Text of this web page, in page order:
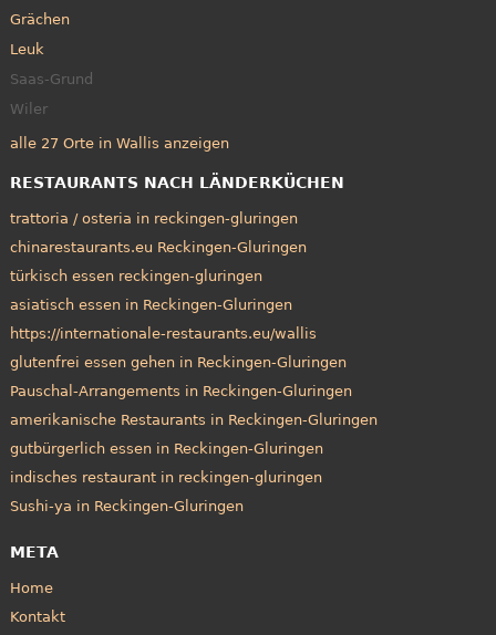
Grächen
Leuk
Saas-Grund
Wiler
alle 27 Orte in Wallis anzeigen
RESTAURANTS NACH LÄNDERKÜCHEN
trattoria / osteria in reckingen-gluringen
chinarestaurants.eu Reckingen-Gluringen
türkisch essen reckingen-gluringen
asiatisch essen in Reckingen-Gluringen
https://internationale-restaurants.eu/wallis
glutenfrei essen gehen in Reckingen-Gluringen
Pauschal-Arrangements in Reckingen-Gluringen
amerikanische Restaurants in Reckingen-Gluringen
gutbürgerlich essen in Reckingen-Gluringen
indisches restaurant in reckingen-gluringen
Sushi-ya in Reckingen-Gluringen
META
Home
Kontakt